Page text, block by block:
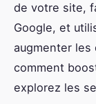
de votre site,
Google, et
augmenter les
comment
explorez les